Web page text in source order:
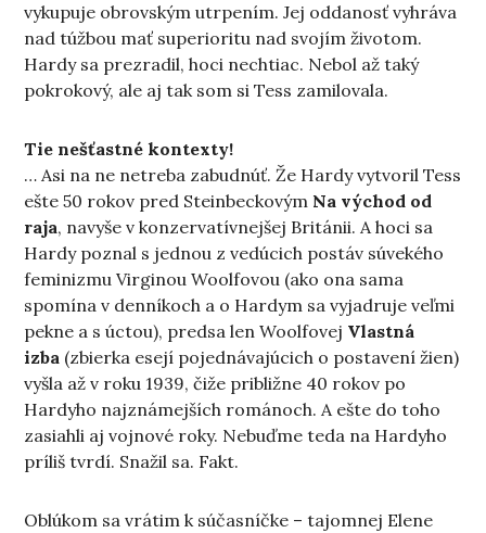
vykupuje obrovským utrpením. Jej oddanosť vyhráva
nad túžbou mať superioritu nad svojím životom.
Hardy sa prezradil, hoci nechtiac. Nebol až taký
pokrokový, ale aj tak som si Tess zamilovala.
Tie nešťastné kontexty!
… Asi na ne netreba zabudnúť. Že Hardy vytvoril Tess
ešte 50 rokov pred Steinbeckovým Na východ od
raja, navyše v konzervatívnejšej Británii. A hoci sa
Hardy poznal s jednou z vedúcich postáv súvekého
feminizmu Virginou Woolfovou (ako ona sama
spomína v denníkoch a o Hardym sa vyjadruje veľmi
pekne a s úctou), predsa len Woolfovej Vlastná
izba (zbierka esejí pojednávajúcich o postavení žien)
vyšla až v roku 1939, čiže približne 40 rokov po
Hardyho najznámejších románoch. A ešte do toho
zasiahli aj vojnové roky. Nebuďme teda na Hardyho
príliš tvrdí. Snažil sa. Fakt.
Oblúkom sa vrátim k súčasníčke – tajomnej Elene